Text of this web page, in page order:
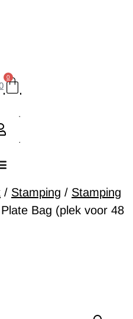
0
/ Stamping / Stamping
Bag (plek voor 48